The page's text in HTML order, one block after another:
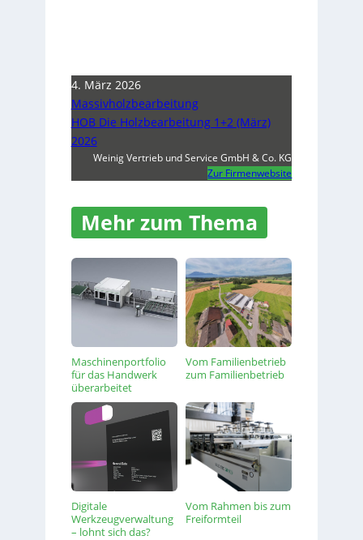
4. März 2026
Massivholzbearbeitung
HOB Die Holzbearbeitung 1+2 (März)
2026
Weinig Vertrieb und Service GmbH & Co. KG
Zur Firmenwebsite
Mehr zum Thema
Maschinenportfolio
für das Handwerk
überarbeitet
Vom Familienbetrieb
zum Familienbetrieb
Digitale
Werkzeugverwaltung
– lohnt sich das?
Vom Rahmen bis zum
Freiformteil